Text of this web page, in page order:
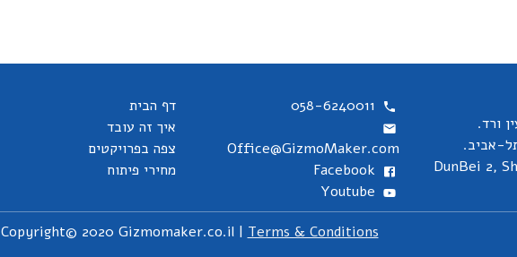
058-6240011
Office@GizmoMaker.com
Facebook
Youtube
דף הבית
איך זה עובד
צפה בפרויקטים
מחירי פיתוח
Copyright© 2020 Gizmomaker.co.il | Terms & Conditions